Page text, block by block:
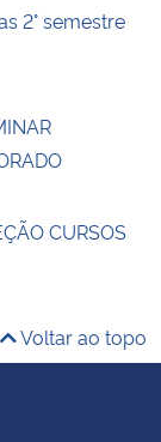
2° semestre
CURSOS
Voltar ao topo